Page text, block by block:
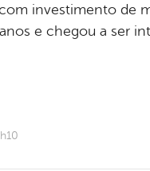
investimento de
e chegou a ser